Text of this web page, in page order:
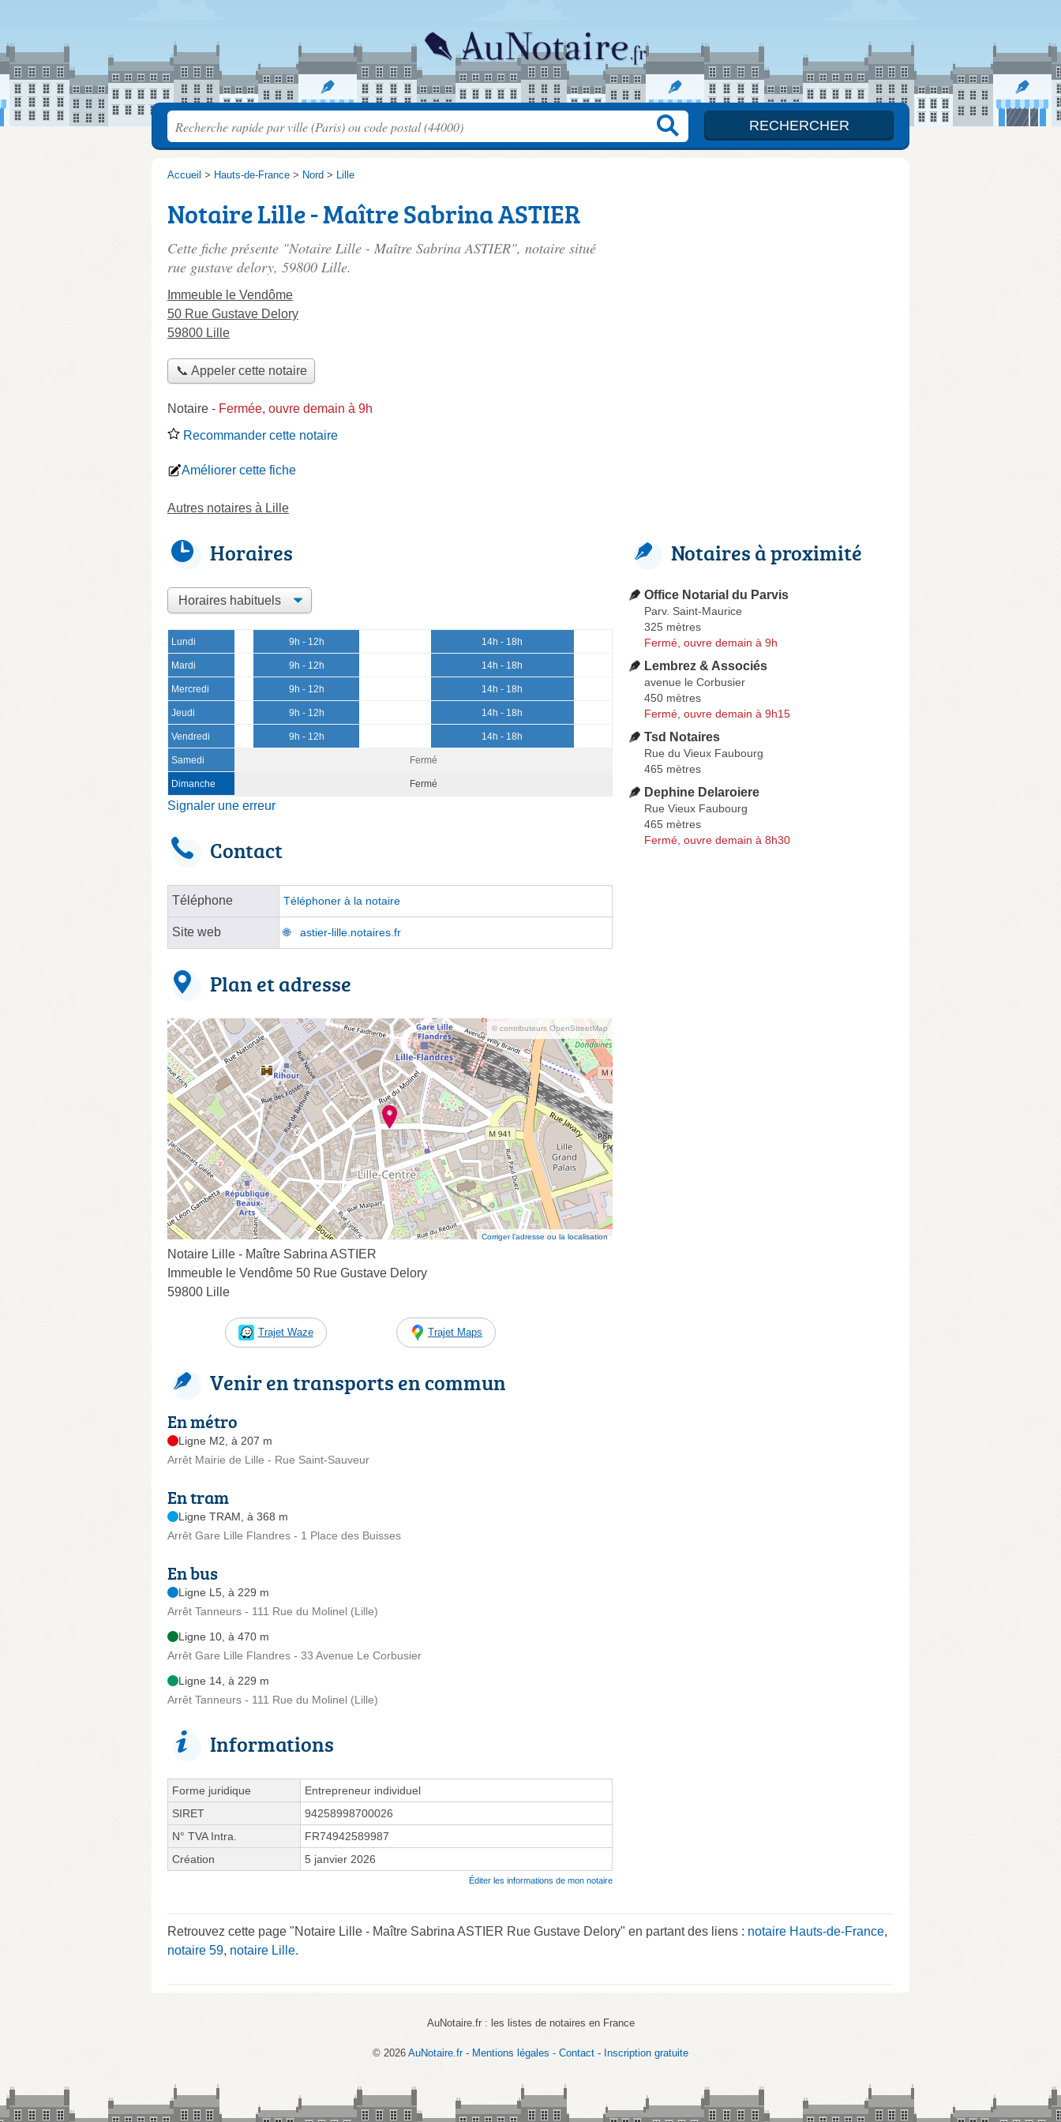
Accueil > Hauts-de-France > Nord > Lille
Notaire Lille - Maître Sabrina ASTIER
Cette fiche présente "Notaire Lille - Maître Sabrina ASTIER", notaire situé
rue gustave delory, 59800 Lille.
Immeuble le Vendôme
50 Rue Gustave Delory
59800 Lille
📞 Appeler cette notaire
Notaire - Fermée, ouvre demain à 9h
Recommander cette notaire
Améliorer cette fiche
Autres notaires à Lille
Horaires
Lundi 9h - 12h 14h - 18h
Mardi 9h - 12h 14h - 18h
Mercredi 9h - 12h 14h - 18h
Jeudi 9h - 12h 14h - 18h
Vendredi 9h - 12h 14h - 18h
Samedi Fermé
Dimanche Fermé
Signaler une erreur
Contact
Téléphone Téléphoner à la notaire
Site web astier-lille.notaires.fr
Plan et adresse
© contributeurs OpenStreetMap
Corriger l’adresse ou la localisation
Notaire Lille - Maître Sabrina ASTIER
Immeuble le Vendôme 50 Rue Gustave Delory
59800 Lille
Trajet Waze Trajet Maps
Venir en transports en commun
En métro
Ligne M2, à 207 m
Arrêt Mairie de Lille - Rue Saint-Sauveur
En tram
Ligne TRAM, à 368 m
Arrêt Gare Lille Flandres - 1 Place des Buisses
En bus
Ligne L5, à 229 m
Arrêt Tanneurs - 111 Rue du Molinel (Lille)
Ligne 10, à 470 m
Arrêt Gare Lille Flandres - 33 Avenue Le Corbusier
Ligne 14, à 229 m
Arrêt Tanneurs - 111 Rue du Molinel (Lille)
Informations
Forme juridique
Entrepreneur individuel
SIRET
94258998700026
N° TVA Intra.
FR74942589987
Création
5 janvier 2026
Éditer les informations de mon notaire
Notaires à proximité
Office Notarial du Parvis
Parv. Saint-Maurice
325 mètres
Fermé, ouvre demain à 9h
Lembrez & Associés
avenue le Corbusier
450 mètres
Fermé, ouvre demain à 9h15
Tsd Notaires
Rue du Vieux Faubourg
465 mètres
Dephine Delaroiere
Rue Vieux Faubourg
465 mètres
Fermé, ouvre demain à 8h30
Retrouvez cette page "Notaire Lille - Maître Sabrina ASTIER Rue Gustave Delory" en partant des liens : notaire Hauts-de-France,
notaire 59, notaire Lille.
AuNotaire.fr : les listes de notaires en France
© 2026 AuNotaire.fr - Mentions légales - Contact - Inscription gratuite